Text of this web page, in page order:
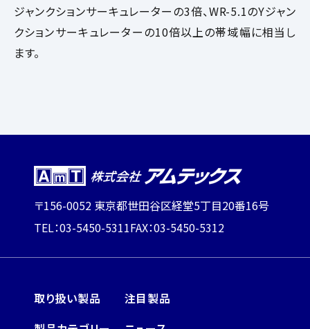
ジャンクションサーキュレーターの3倍、WR-5.1のYジャン
クションサーキュレーターの10倍以上の帯域幅に相当し
ます。
〒156-0052 東京都世田谷区経堂5丁目20番16号
TEL：03-5450-5311FAX：03-5450-5312
取り扱い製品
注目製品